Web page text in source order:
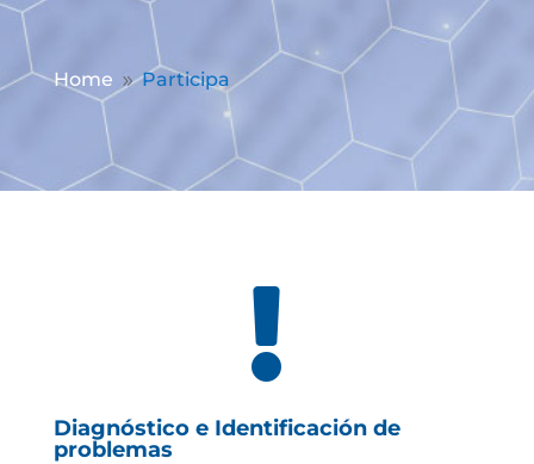
Home 9 Participa

Diagnóstico e Identificación de
problemas